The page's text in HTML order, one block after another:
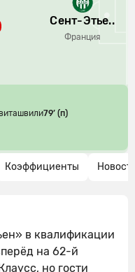
Сент-Этье..
Франция
79’ (п)
Коэффициенты
в квалификации
на 62-й
но гости